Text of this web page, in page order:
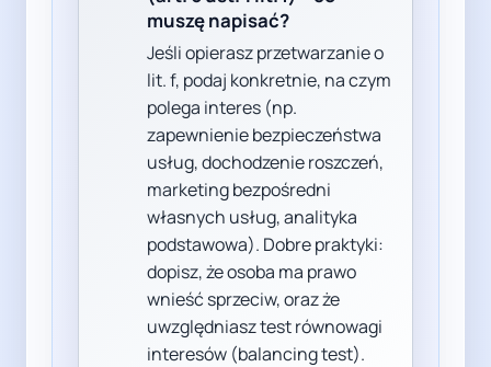
muszę napisać?
Jeśli opierasz przetwarzanie o
lit. f, podaj konkretnie, na czym
polega interes (np.
zapewnienie bezpieczeństwa
usług, dochodzenie roszczeń,
marketing bezpośredni
własnych usług, analityka
podstawowa). Dobre praktyki:
dopisz, że osoba ma prawo
wnieść sprzeciw, oraz że
uwzględniasz test równowagi
interesów (balancing test).